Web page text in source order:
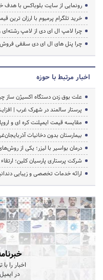
رونمایی از سایت بلوباکس با هدف
خرید تلگرام پرمیوم با ارزان ترین
چرا لامپ ال ای دی از لامپ
چرا پنل های ال ای دی سقفی فروش
اخبار مرتبط با حوزه
علت بوق زدن دستگاه اکسیژن ساز
پرستار سالمند در شهرک غرب |
مقایسه قیمت ایمپلنت کره ای و
بیمارستان بدون دخانیات
درمان بواسیر با لیزر؛ یکی از
شرکت پرستاری پارسیان کلین؛
ارائه خدمات تخصصی و زیبایی
اخبار را
در